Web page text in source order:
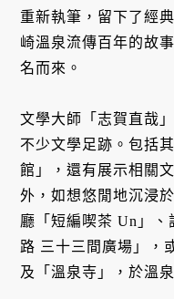
重新執筆，留下了經
崎溫泉流傳百年的故
名而來。
文學大師「志賀直哉
不少文學足跡。包括
館」，還有展示相關
外，如想悠閒地沉浸
廳「短編喫茶 Un」
路 三十三間廣場」，
及「溫泉寺」，於溫